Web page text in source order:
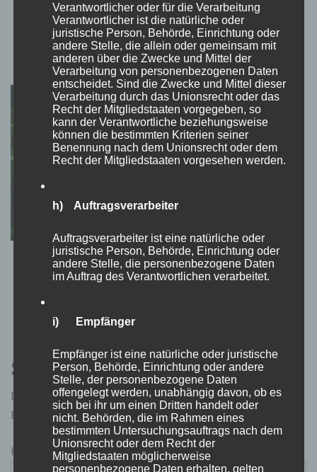
Die Yellowstone Dutton Ranch – Herz und
Seele eines modernen Western-Epos
4. Juli 2025
Uganda Erlebnis-Rundreisen – Das grüne
Juwel Afrikas entdecken
9. Juni 2025
Schreibe einen Kommentar
Deine E-Mail-Adresse wird nicht veröffentlicht.
Erforderliche Felder sind mit*markiert
Kommentar*
Verantwortlicher oder für die Verarbeitung
Verantwortlicher ist die natürliche oder
juristische Person, Behörde, Einrichtung oder
andere Stelle, die allein oder gemeinsam mit
anderen über die Zwecke und Mittel der
Verarbeitung von personenbezogenen Daten
entscheidet. Sind die Zwecke und Mittel dieser
Verarbeitung durch das Unionsrecht oder das
Recht der Mitgliedstaaten vorgegeben, so
kann der Verantwortliche beziehungsweise
können die bestimmten Kriterien seiner
Benennung nach dem Unionsrecht oder dem
Recht der Mitgliedstaaten vorgesehen werden.
h) Auftragsverarbeiter
Auftragsverarbeiter ist eine natürliche oder
juristische Person, Behörde, Einrichtung oder
andere Stelle, die personenbezogene Daten
im Auftrag des Verantwortlichen verarbeitet.
i) Empfänger
Empfänger ist eine natürliche oder juristische
Person, Behörde, Einrichtung oder andere
Stelle, der personenbezogene Daten
offengelegt werden, unabhängig davon, ob es
sich bei ihr um einen Dritten handelt oder
nicht. Behörden, die im Rahmen eines
bestimmten Untersuchungsauftrags nach dem
Unionsrecht oder dem Recht der
Mitgliedstaaten möglicherweise
personenbezogene Daten erhalten, gelten